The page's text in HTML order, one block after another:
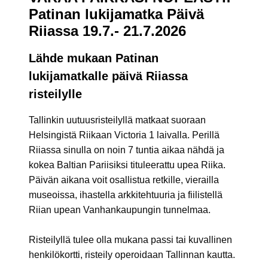
Patinan lukijamatka Päivä
Riiassa 19.7.- 21.7.2026
Lähde mukaan Patinan
lukijamatkalle päivä Riiassa
risteilylle
Tallinkin uutuusristeilyllä matkaat suoraan
Helsingistä Riikaan Victoria 1 laivalla. Perillä
Riiassa sinulla on noin 7 tuntia aikaa nähdä ja
kokea Baltian Pariisiksi tituleerattu upea Riika.
Päivän aikana voit osallistua retkille, vierailla
museoissa, ihastella arkkitehtuuria ja fiilistellä
Riian upean Vanhankaupungin tunnelmaa.
Risteilyllä tulee olla mukana passi tai kuvallinen
henkilökortti, risteily operoidaan Tallinnan kautta.